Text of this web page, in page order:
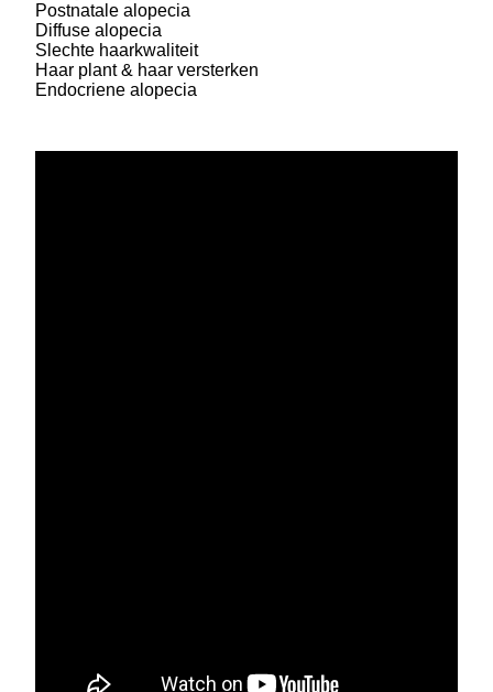
Postnatale alopecia
Diffuse alopecia
Slechte haarkwaliteit
Haar plant & haar versterken
Endocriene alopecia